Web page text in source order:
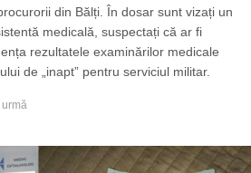
din Bălți. În dosar sunt vizați un
medicală, suspectați că ar fi
rezultatele examinărilor medicale
de „inapt” pentru serviciul militar.